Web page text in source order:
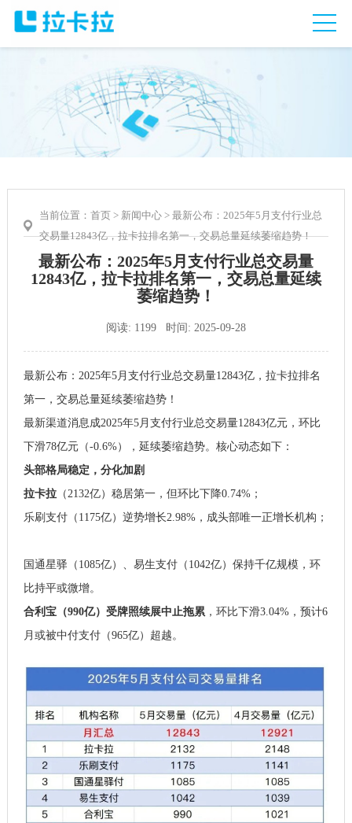
当前位置： 首页> 新闻中心> 最新公布：2025年5月支付行业总
交易量12843亿，拉卡拉排名第一，交易总量延续萎缩趋势！
最新公布：2025年5月支付行业总交易量
12843亿，拉卡拉排名第一，交易总量延续
萎缩趋势！
阅读: 1199 时间: 2025-09-28
最新公布： 2025年5月支付行业总交易量12843亿， 拉卡拉排名
第一，交易总量延续萎缩趋势！
最新渠道消息成2025年5月支付行业总交易量12843亿元，环比
下滑78亿元（-0.6%），延续萎缩趋势。核心动态如下：
头部格局稳定，分化加剧
拉卡拉（2132亿）稳居第一，但环比下降0.74%；
乐刷支付（1175亿）逆势增长2.98%，成头部唯一正增长机构；
国通星驿（1085亿）、易生支付（1042亿）保持千亿规模，环
比持平或微增。
合利宝（990亿）受牌照续展中止拖累，环比下滑3.04%，预计6
月或被中付支付（965亿）超越。